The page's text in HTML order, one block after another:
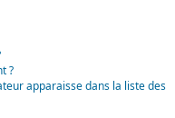
?
apparaisse dans la liste des